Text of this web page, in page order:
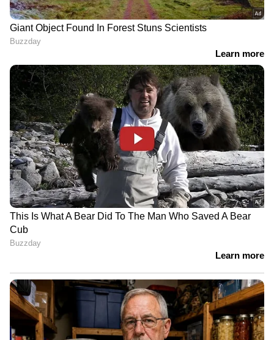
ആയങ്കി; ഒളിവിലിരുന്ന് പൊലീസിന്
പരിഹാസം | Arjun Aayanki | Police
കണ്ണൂരിലെ കുപ്രസിദ്ധ ഗുണ്ടാ
നേതാവ് കല്ല് ജംഷിക്കെതിരെ കാപ്പ
ചുമത്തി പൊലീസ് | Kannur | KAAPA
case